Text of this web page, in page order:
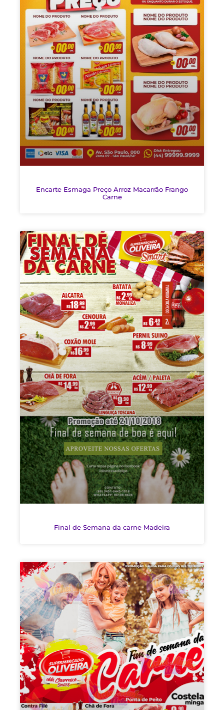
Encarte Esmaga Preço Arroz Macarrão Frango
Carne
Final de Semana da carne Madeira